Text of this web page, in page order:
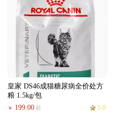
皇家 DS46成猫糖尿病全价处方
粮 1.5kg/包
￥ 199.00 起 5.0